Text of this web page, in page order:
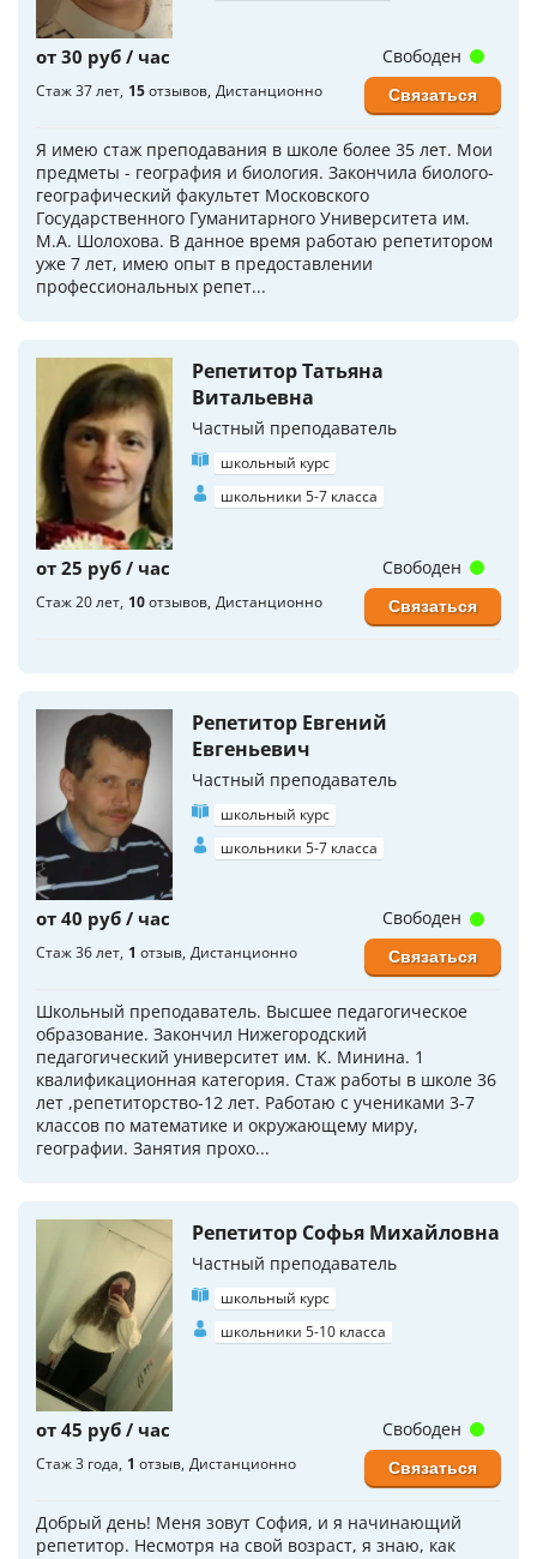
от 30 руб / час
Стаж 37 лет 15отзывов Дистанционно
Я имею стаж преподавания в школе более 35 лет. Мои
предметы - география и биология. Закончила биолого-
географический факультет Московского
Государственного Гуманитарного Университета им.
М.А. Шолохова. В данное время работаю репетитором
уже 7 лет, имею опыт в предоставлении
профессиональных репет...
Свободен
Связаться
Репетитор Татьяна
Витальевна
Частный преподаватель
школьный курс
школьники 5-7 класса
от 25 руб / час
Стаж 20 лет 10отзывов Дистанционно
Свободен
Связаться
Репетитор Евгений
Евгеньевич
Частный преподаватель
школьный курс
школьники 5-7 класса
от 40 руб / час
Стаж 36 лет 1 отзыв Дистанционно
Школьный преподаватель. Высшее педагогическое
образование. Закончил Нижегородский
педагогический университет им. К. Минина. 1
квалификационная категория. Стаж работы в школе 36
лет ,репетиторство-12 лет. Работаю с учениками 3-7
классов по математике и окружающему миру,
географии. Занятия прохо...
Свободен
Связаться
Репетитор Софья Михайловна
Частный преподаватель
школьный курс
школьники 5-10 класса
от 45 руб / час
Стаж 3 года 1 отзыв Дистанционно
Добрый день! Меня зовут София, и я начинающий
репетитор. Несмотря на свой возраст, я знаю, как
Свободен
Связаться